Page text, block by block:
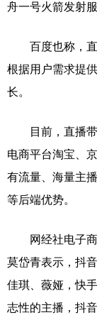
舟一号火箭发射
百度也称，直
根据用户需求提
长。
目前，直播带
电商平台淘宝、
有流量、海量主
等后端优势。
网经社电子商
莫岱青表示，抖
佳琪、薇娅，快
志性的主播，抖